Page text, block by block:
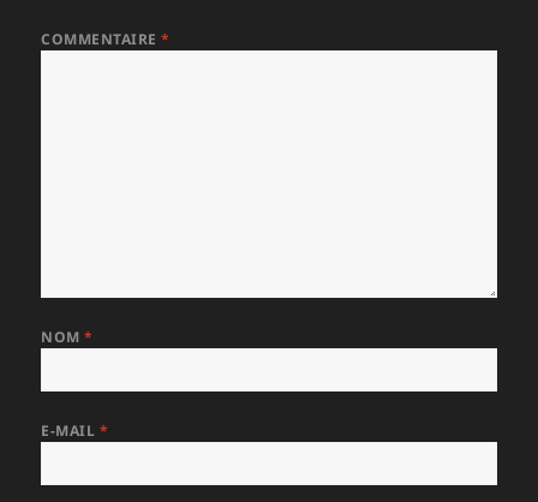
COMMENTAIRE*
NOM*
E-MAIL *